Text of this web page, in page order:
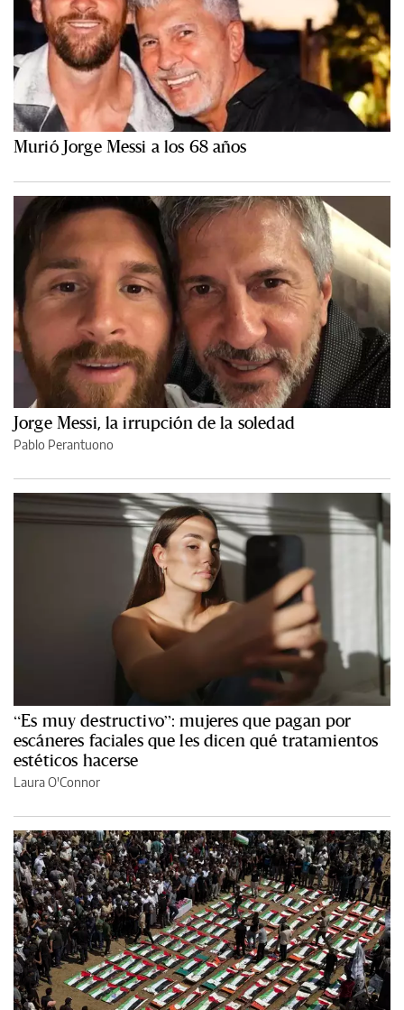
Murió Jorge Messi a los 68 años
Jorge Messi, la irrupción de la soledad
Pablo Perantuono
“Es muy destructivo”: mujeres que pagan por
escáneres faciales que les dicen qué tratamientos
estéticos hacerse
Laura O'Connor